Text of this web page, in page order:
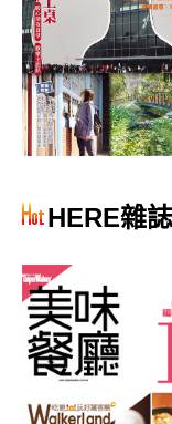
HERE雜